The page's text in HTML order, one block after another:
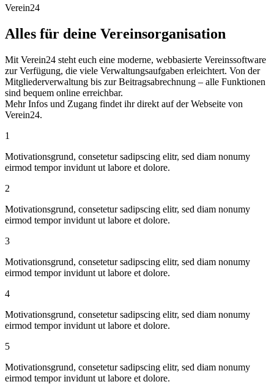
Verein24
Alles für deine Vereinsorganisation
Mit Verein24 steht euch eine moderne, webbasierte Vereinssoftware
zur Verfügung, die viele Verwaltungsaufgaben erleichtert. Von der
Mitgliederverwaltung bis zur Beitragsabrechnung – alle Funktionen
sind bequem online erreichbar.
Mehr Infos und Zugang findet ihr direkt auf der Webseite von
Verein24.
1
Motivationsgrund, consetetur sadipscing elitr, sed diam nonumy
eirmod tempor invidunt ut labore et dolore.
2
Motivationsgrund, consetetur sadipscing elitr, sed diam nonumy
eirmod tempor invidunt ut labore et dolore.
3
Motivationsgrund, consetetur sadipscing elitr, sed diam nonumy
eirmod tempor invidunt ut labore et dolore.
4
Motivationsgrund, consetetur sadipscing elitr, sed diam nonumy
eirmod tempor invidunt ut labore et dolore.
5
Motivationsgrund, consetetur sadipscing elitr, sed diam nonumy
eirmod tempor invidunt ut labore et dolore.